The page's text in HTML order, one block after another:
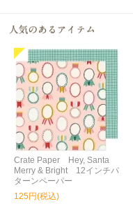
Crate Paper Hey, Santa
Merry & Bright 12インチパ
ターンペーパー
125円(税込)